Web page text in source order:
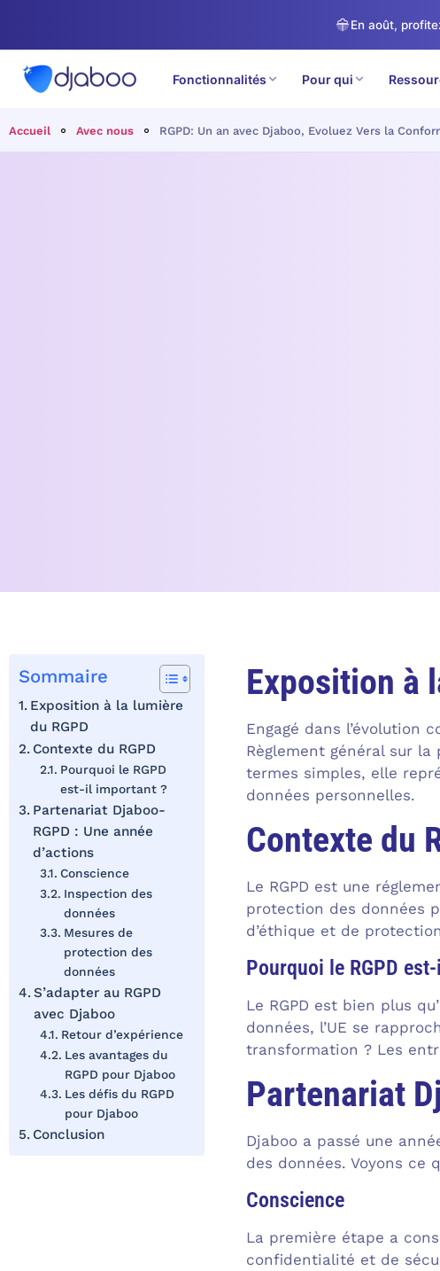
En août,
Fonctionnalités Pour qui
Accueil Avec nous RGPD: Un an avec Djaboo, Evoluez Vers la
Exposition à
Engagé dans l’évolution
Règlement général sur
termes simples, elle
données personnelles.
Contexte du
Le RGPD est une
protection des données
d’éthique et de
Pourquoi le RGPD
Le RGPD est bien plus
données, l’UE se
transformation ? Les
Partenariat
Djaboo a passé une
des données. Voyons ce
Conscience
La première étape a
confidentialité et de
Sommaire
Exposition à la lumière
du RGPD
Contexte du RGPD
Pourquoi le RGPD
est-il important ?
Partenariat Djaboo-
RGPD : Une année
d’actions
Conscience
Inspection des
données
Mesures de
protection des
données
S’adapter au RGPD
avec Djaboo
Retour d’expérience
Les avantages du
RGPD pour Djaboo
Les défis du RGPD
pour Djaboo
Conclusion